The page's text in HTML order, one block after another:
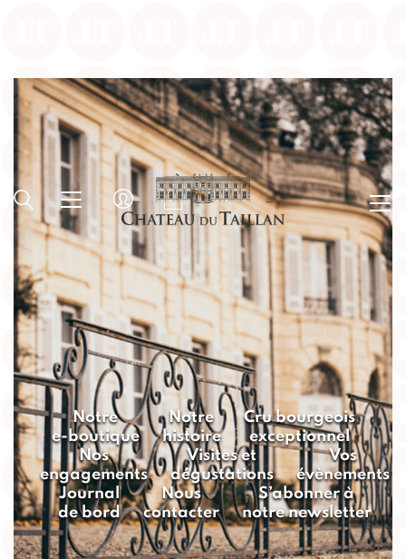
Notre
e-boutique
Notre
histoire
Cru bourgeois
exceptionnel
Nos
engagements
Visites et
dégustations
Vos
évènements
Journal
de bord
Nous
contacter
S’abonner à
notre newsletter